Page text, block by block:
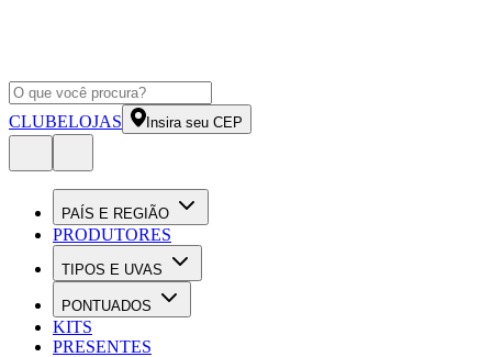
CLUBELOJAS Insira seu CEP
PAÍS E REGIÃO
PRODUTORES
TIPOS E UVAS
PONTUADOS
KITS
PRESENTES